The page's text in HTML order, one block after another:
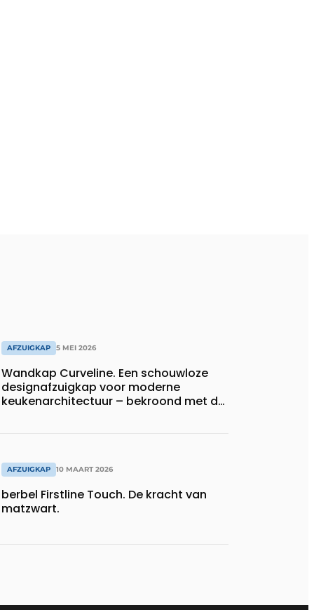
AFZUIGKAP 5 MEI 2026
Wandkap Curveline. Een schouwloze
designafzuigkap voor moderne
keukenarchitectuur – bekroond met de
AFZUIGKAP 10 MAART 2026
berbel Firstline Touch. De kracht van
matzwart.